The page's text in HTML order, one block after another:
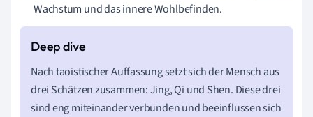
Wachstum und das innere Wohlbefinden.
Nach taoistischer Auffassung setzt sich der Mensch aus
drei Schätzen zusammen: Jing, Qi und Shen. Diese drei
sind eng miteinander verbunden und beeinflussen sich